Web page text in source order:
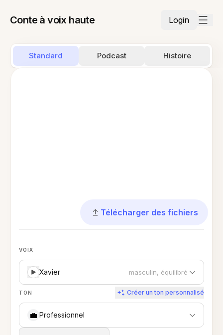
Conte à voix haute Login
Standard Podcast Histoire
Télécharger des fichiers
VOIX
Xavier masculin, équilibré
TON Créer un ton personnalisé
💼 Professionnel